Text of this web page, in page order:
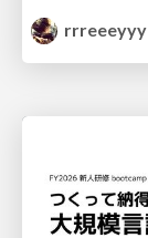
rrreeeyyy